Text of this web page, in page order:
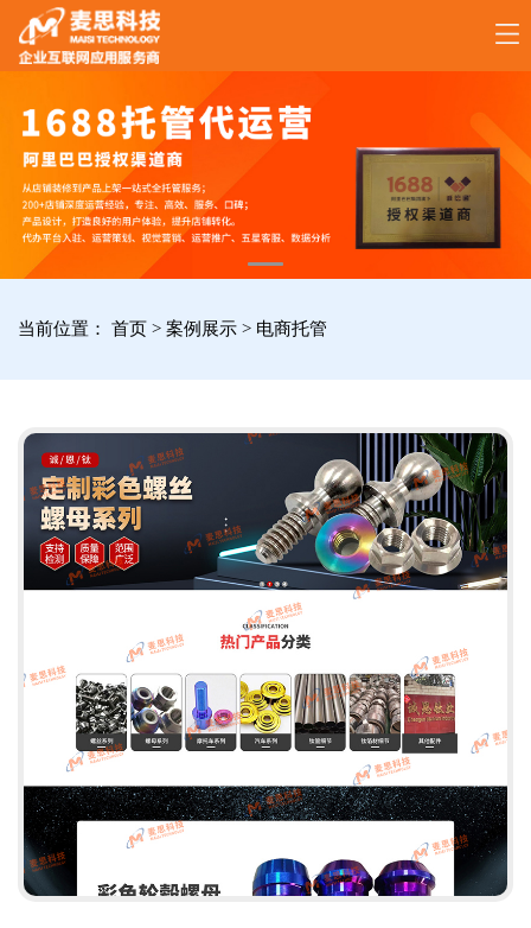
17789288861
当前位置：首页 >案例展示> 电商托管